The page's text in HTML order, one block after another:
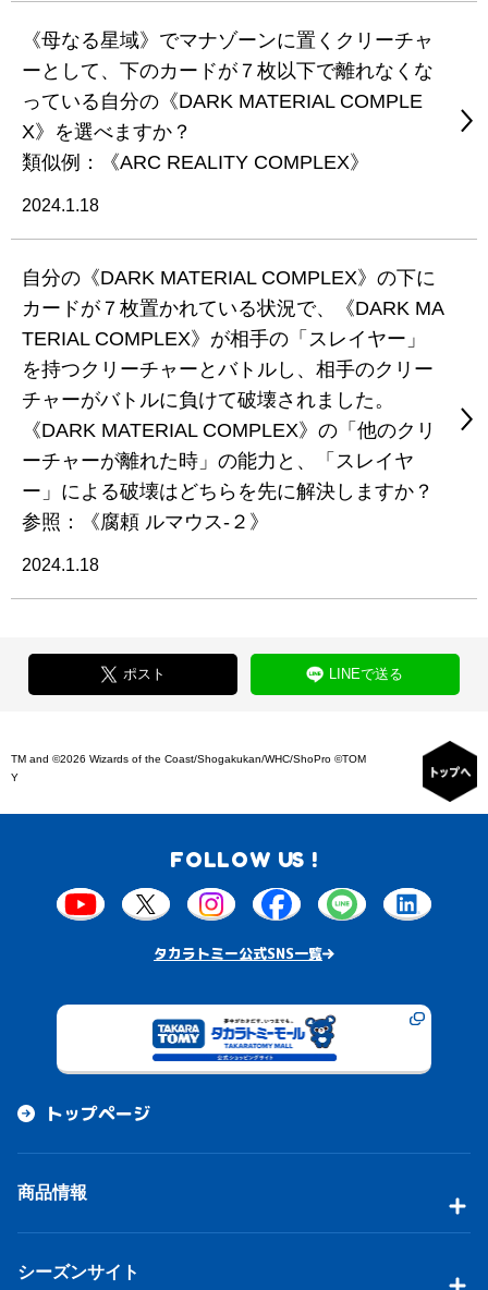
《母なる星域》でマナゾーンに置くクリーチャ
ーとして、下のカードが７枚以下で離れなくな
っている自分の《DARK MATERIAL COMPLE
X》を選べますか？
類似例：《ARC REALITY COMPLEX》
2024.1.18
自分の《DARK MATERIAL COMPLEX》の下に
カードが７枚置かれている状況で、《DARK MA
TERIAL COMPLEX》が相手の「スレイヤー」
を持つクリーチャーとバトルし、相手のクリー
チャーがバトルに負けて破壊されました。
《DARK MATERIAL COMPLEX》の「他のクリ
ーチャーが離れた時」の能力と、「スレイヤ
ー」による破壊はどちらを先に解決しますか？
参照：《腐頼 ルマウス-２》
2024.1.18
ポスト LINEで送る
TM and ©2026 Wizards of the Coast/Shogakukan/WHC/ShoPro ©TOM
Y
FOLLOW US !
タカラトミー公式SNS一覧
トップページ
商品情報
シーズンサイト